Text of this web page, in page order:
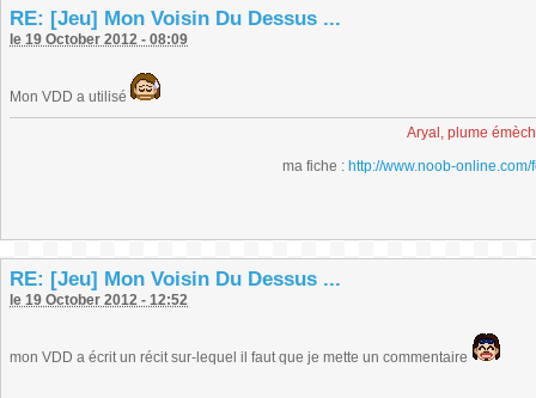
RE: [Jeu] Mon Voisin Du Dessus ...
le 19 October 2012 - 08:09
Mon VDD a utilisé
Aryal, plume
ma fiche : http://www.noob-
RE: [Jeu] Mon Voisin Du Dessus ...
le 19 October 2012 - 12:52
mon VDD a écrit un récit sur-lequel il faut que je mette un commentaire